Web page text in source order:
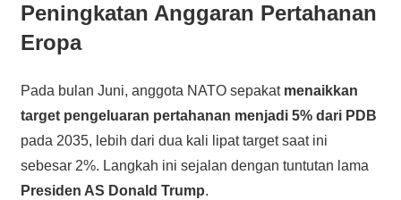
Peningkatan Anggaran Pertahanan
Eropa
Pada bulan Juni, anggota NATO sepakat menaikkan
target pengeluaran pertahanan menjadi 5% dari PDB
pada 2035, lebih dari dua kali lipat target saat ini
sebesar 2%. Langkah ini sejalan dengan tuntutan lama
Presiden AS Donald Trump.